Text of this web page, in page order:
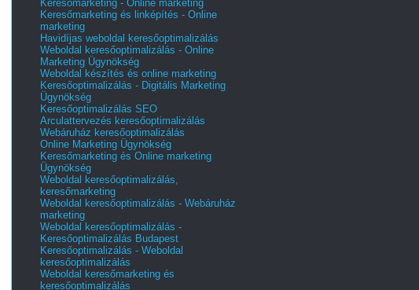
Keresőmarketing - Online marketing
Keresőmarketing és linképítés - Online
marketing
Havidíjas weboldal keresőoptimalizálás
Weboldal keresőoptimalizálás - Online
Marketing Ügynökség
Weboldal készítés és online marketing
Keresőoptimalizálás - Digitális Marketing
Ügynökség
Keresőoptimalizálás SEO
Arculattervezés keresőoptimalizálás
Webáruház keresőoptimalizálás
Online Marketing Ügynökség
Keresőmarketing és Online marketing
Ügynökség
Weboldal keresőoptimalizálás,
keresőmarketing
Weboldal keresőoptimalizálás - Webáruház
marketing
Weboldal keresőoptimalizálás -
Keresőoptimalizálás Budapest
Keresőoptimalizálás - Weboldal
keresőoptimalizálás
Weboldal keresőmarketing és
keresőoptimalizálás